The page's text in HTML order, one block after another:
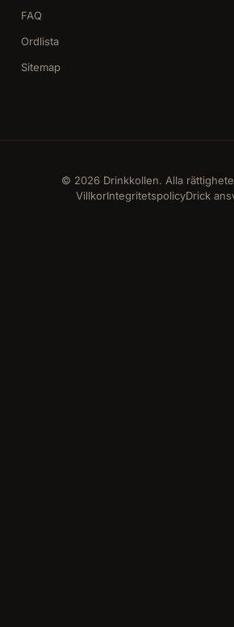
FAQ
Ordlista
Sitemap
VillkorIntegritetspolicyDrick
© 2026 Drinkkollen. Alla